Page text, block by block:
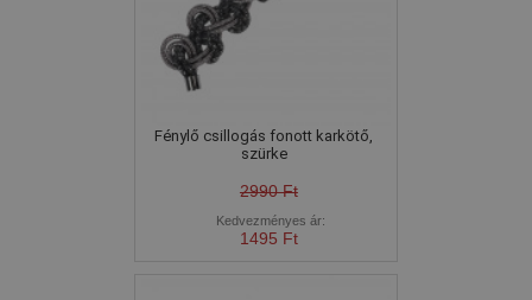
Fénylő csillogás fonott karkötő,
szürke
2990 Ft
Kedvezményes ár:
1495 Ft